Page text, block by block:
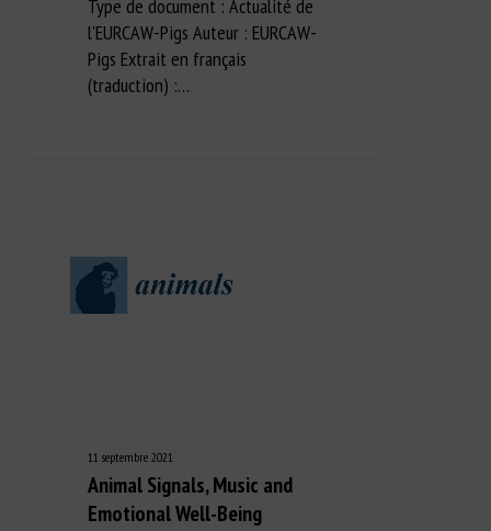
Type de document : Actualité de
l'EURCAW-Pigs Auteur : EURCAW-
Pigs Extrait en français
(traduction) :…
11 septembre 2021
Animal Signals, Music and
Emotional Well-Being